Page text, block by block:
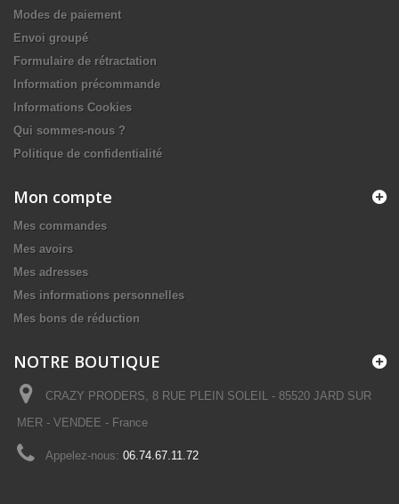
Modes de paiement
Envoi groupé
Formulaire de rétractation
Information précommande
Informations Cookies
Qui sommes-nous ?
Politique de confidentialité
Mon compte
Mes commandes
Mes avoirs
Mes adresses
Mes informations personnelles
Mes bons de réduction
NOTRE BOUTIQUE
CRAZY PRODERS, 8 RUE PLEIN SOLEIL - 85520 JARD SUR
MER - VENDEE - France
Appelez-nous: 06.74.67.11.72